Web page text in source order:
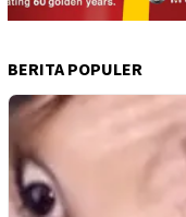
BERITA POPULER